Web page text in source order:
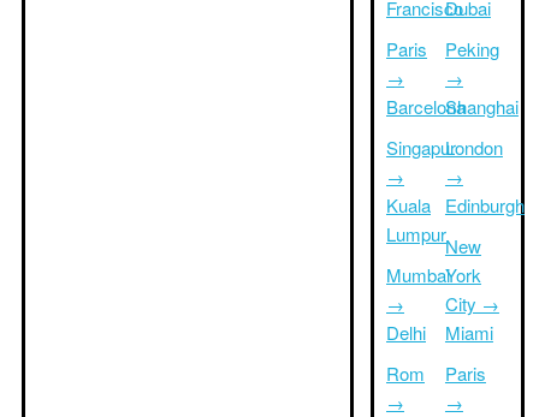
Francisco
Paris
→
Barcelona
Singapur
→
Kuala
Lumpur
Mumbai
→
Delhi
Rom
→
Dubai
Peking
→
Shanghai
London
→
Edinburgh
New
York
City →
Miami
Paris
→